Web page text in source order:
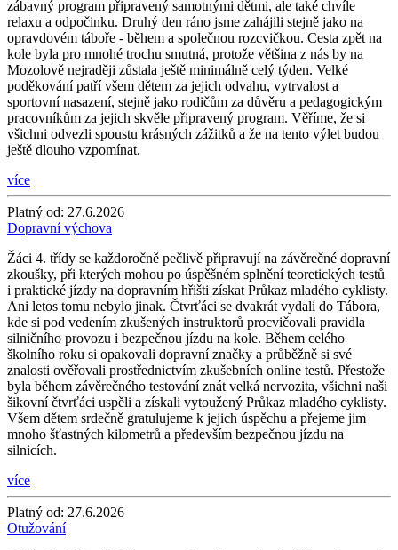
zábavný program připravený samotnými dětmi, ale také chvíle
relaxu a odpočinku. Druhý den ráno jsme zahájili stejně jako na
opravdovém táboře - během a společnou rozcvičkou. Cesta zpět na
kole byla pro mnohé trochu smutná, protože většina z nás by na
Mozolově nejraději zůstala ještě minimálně celý týden. Velké
poděkování patří všem dětem za jejich odvahu, vytrvalost a
sportovní nasazení, stejně jako rodičům za důvěru a pedagogickým
pracovníkům za jejich skvěle připravený program. Věříme, že si
všichni odvezli spoustu krásných zážitků a že na tento výlet budou
ještě dlouho vzpomínat.
více
Platný od: 27.6.2026
Dopravní výchova
Žáci 4. třídy se každoročně pečlivě připravují na závěrečné dopravní
zkoušky, při kterých mohou po úspěšném splnění teoretických testů
i praktické jízdy na dopravním hřišti získat Průkaz mladého cyklisty.
Ani letos tomu nebylo jinak. Čtvrťáci se dvakrát vydali do Tábora,
kde si pod vedením zkušených instruktorů procvičovali pravidla
silničního provozu i bezpečnou jízdu na kole. Během celého
školního roku si opakovali dopravní značky a průběžně si své
znalosti ověřovali prostřednictvím zkušebních online testů. Přestože
byla během závěrečného testování znát velká nervozita, všichni naši
šikovní čtvrťáci uspěli a získali vytoužený Průkaz mladého cyklisty.
Všem dětem srdečně gratulujeme k jejich úspěchu a přejeme jim
mnoho šťastných kilometrů a především bezpečnou jízdu na
silnicích.
více
Platný od: 27.6.2026
Otužování